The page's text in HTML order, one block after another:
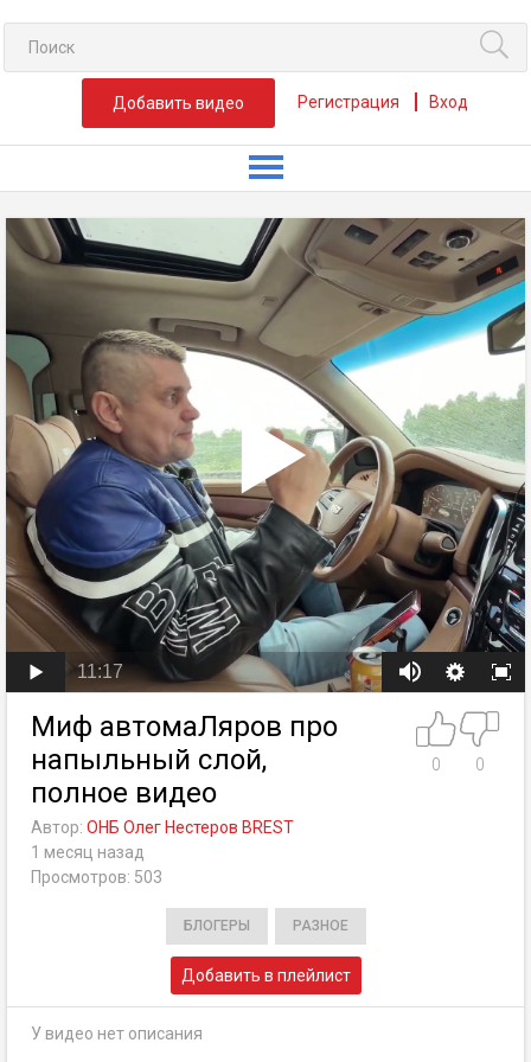
Добавить видео Регистрация Вход
11:17
Миф автомаЛяров про
напыльный слой,
полное видео
0 0
Автор: ОНБ Олег Нестеров BREST
1 месяц назад
Просмотров: 503
БЛОГЕРЫ РАЗНОЕ
Добавить в плейлист
У видео нет описания